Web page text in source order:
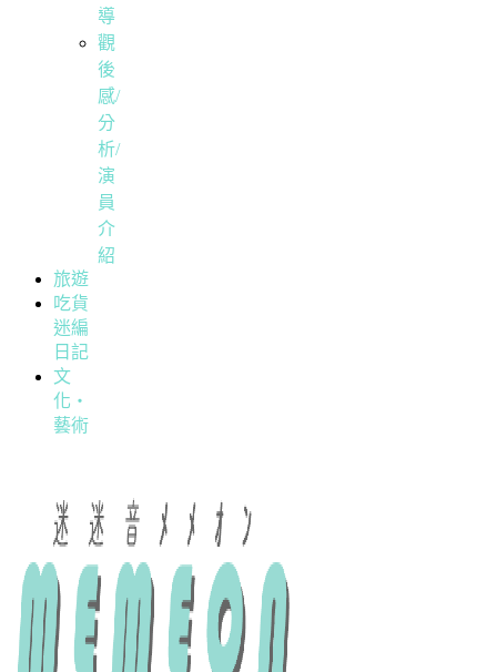
導
觀
後
感/
分
析/
演
員
介
紹
旅遊
吃貨
迷編
日記
文
化・
藝術